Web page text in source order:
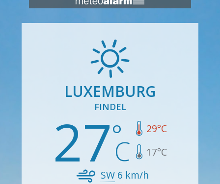
LUXEMBURG
FINDEL
27 29°C
17°C
SW 6 km/h